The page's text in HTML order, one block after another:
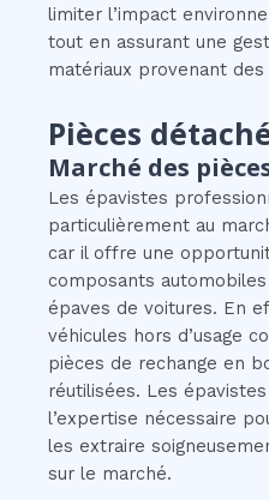
limiter l’impact
tout en assurant une
matériaux provenant des
Pièces
Marché des
Les épavistes
particulièrement au
car il offre une
composants
épaves de voitures. En
véhicules hors d’usage
pièces de rechange en
réutilisées. Les
l’expertise nécessaire
les extraire
sur le marché.